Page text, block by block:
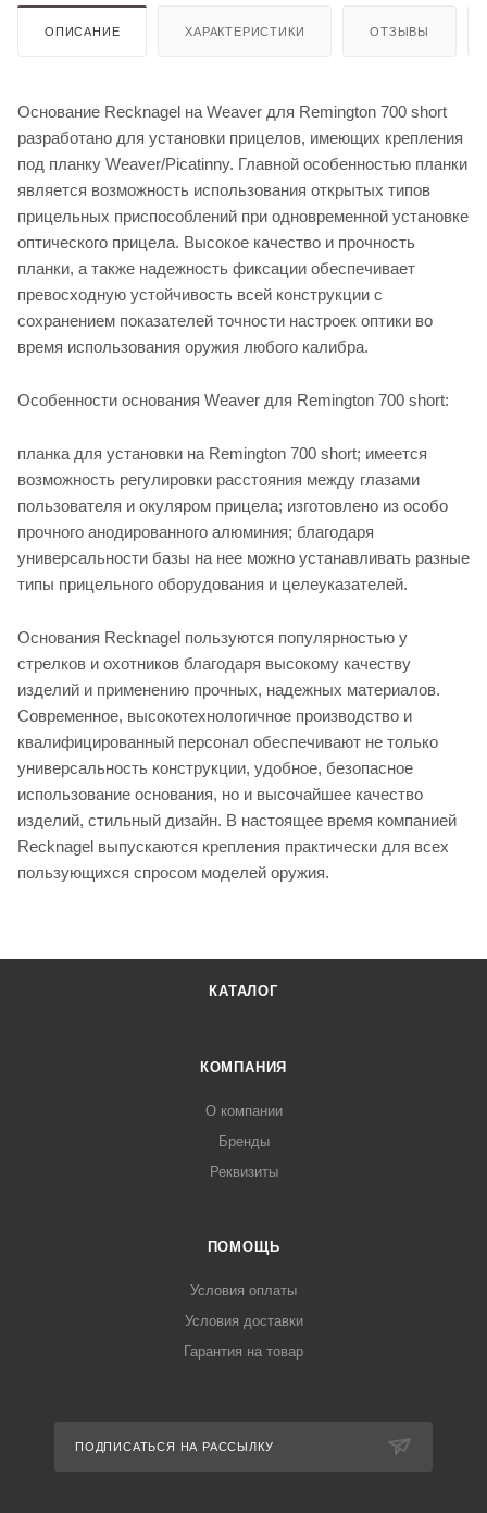
ОПИСАНИЕ ХАРАКТЕРИСТИКИ ОТЗЫВЫ
Основание Recknagel на Weaver для Remington 700 short
разработано для установки прицелов, имеющих крепления
под планку Weaver/Picatinny. Главной особенностью планки
является возможность использования открытых типов
прицельных приспособлений при одновременной установке
оптического прицела. Высокое качество и прочность
планки, а также надежность фиксации обеспечивает
превосходную устойчивость всей конструкции с
сохранением показателей точности настроек оптики во
время использования оружия любого калибра.
Особенности основания Weaver для Remington 700 short:
планка для установки на Remington 700 short; имеется
возможность регулировки расстояния между глазами
пользователя и окуляром прицела; изготовлено из особо
прочного анодированного алюминия; благодаря
универсальности базы на нее можно устанавливать разные
типы прицельного оборудования и целеуказателей.
Основания Recknagel пользуются популярностью у
стрелков и охотников благодаря высокому качеству
изделий и применению прочных, надежных материалов.
Современное, высокотехнологичное производство и
квалифицированный персонал обеспечивают не только
универсальность конструкции, удобное, безопасное
использование основания, но и высочайшее качество
изделий, стильный дизайн. В настоящее время компанией
Recknagel выпускаются крепления практически для всех
пользующихся спросом моделей оружия.
КАТАЛОГ
КОМПАНИЯ
О компании
Бренды
Реквизиты
ПОМОЩЬ
Условия оплаты
Условия доставки
Гарантия на товар
ПОДПИСАТЬСЯ НА РАССЫЛКУ